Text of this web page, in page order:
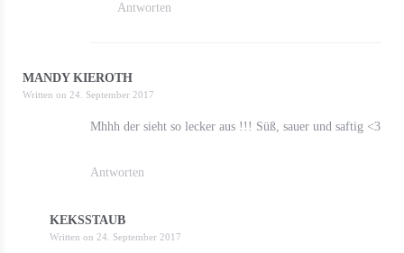
Antworten
MANDY KIEROTH
Written on 24. September 2017
Mhhh der sieht so lecker aus !!! Süß, sauer und saftig <3
Antworten
KEKSSTAUB
Written on 24. September 2017